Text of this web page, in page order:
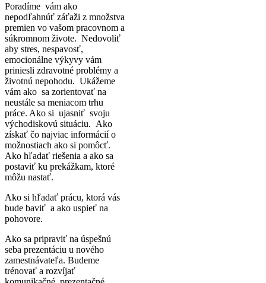
Poradíme vám ako
nepodľahnúť záťaži z množstva
premien vo vašom pracovnom a
súkromnom živote. Nedovoliť
aby stres, nespavosť,
emocionálne výkyvy vám
priniesli zdravotné problémy a
životnú nepohodu. Ukážeme
vám ako sa zorientovať na
neustále sa meniacom trhu
práce. Ako si ujasniť svoju
východiskovú situáciu. Ako
získať čo najviac informácií o
možnostiach ako si pomôcť.
Ako hľadať riešenia a ako sa
postaviť ku prekážkam, ktoré
môžu nastať.
Ako si hľadať prácu, ktorá vás
bude baviť a ako uspieť na
pohovore.
Ako sa pripraviť na úspešnú
seba prezentáciu u nového
zamestnávateľa. Budeme
trénovať a rozvíjať